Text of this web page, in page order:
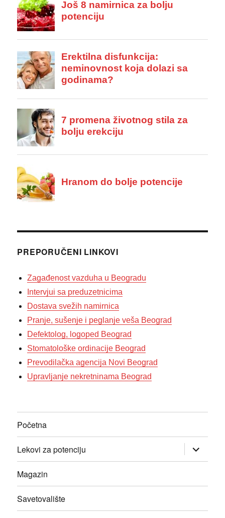
PREPORUČENI LINKOVI
Zagađenost vazduha u Beogradu
Intervjui sa preduzetnicima
Dostava svežih namirnica
Pranje, sušenje i peglanje veša Beograd
Defektolog, logoped Beograd
Stomatološke ordinacije Beograd
Prevodilačka agencija Novi Beograd
Upravljanje nekretninama Beograd
Početna
Lekovi za potenciju
прошири
изборник
дете
Magazin
Savetovalište